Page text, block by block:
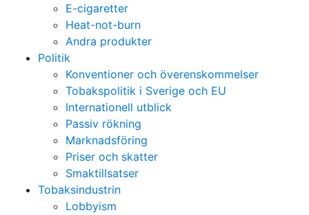
E-cigaretter
Heat-not-burn
Andra produkter
Politik
Konventioner och överenskommelser
Tobakspolitik i Sverige och EU
Internationell utblick
Passiv rökning
Marknadsföring
Priser och skatter
Smaktillsatser
Tobaksindustrin
Lobbyism